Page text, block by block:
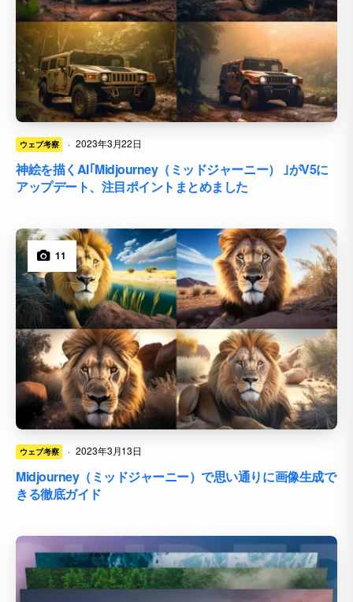
ウェブ考察 · 2023年3月22日
神絵を描くAI｢Midjourney（ミッドジャーニー） ｣がV5に
アップデート、注目ポイントまとめました
11
ウェブ考察 · 2023年3月13日
Midjourney（ミッドジャーニー）で思い通りに画像生成で
きる徹底ガイド